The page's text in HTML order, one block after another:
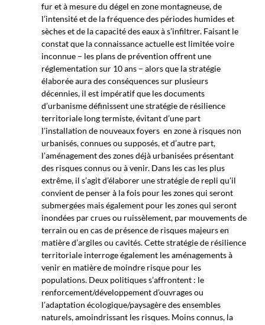
fur et à mesure du dégel en zone montagneuse, de
l’intensité et de la fréquence des périodes humides et
sèches et de la capacité des eaux à s’infiltrer. Faisant le
constat que la connaissance actuelle est limitée voire
inconnue – les plans de prévention offrent une
réglementation sur 10 ans – alors que la stratégie
élaborée aura des conséquences sur plusieurs
décennies, il est impératif que les documents
d’urbanisme définissent une stratégie de résilience
territoriale long termiste, évitant d’une part
l’installation de nouveaux foyers en zone à risques non
urbanisés, connues ou supposés, et d’autre part,
l’aménagement des zones déjà urbanisées présentant
des risques connus ou à venir. Dans les cas les plus
extrême, il s’agit d’élaborer une stratégie de repli qu’il
convient de penser à la fois pour les zones qui seront
submergées mais également pour les zones qui seront
inondées par crues ou ruissèlement, par mouvements de
terrain ou en cas de présence de risques majeurs en
matière d’argiles ou cavités. Cette stratégie de résilience
territoriale interroge également les aménagements à
venir en matière de moindre risque pour les
populations. Deux politiques s’affrontent : le
renforcement/développement d’ouvrages ou
l’adaptation écologique/paysagère des ensembles
naturels, amoindrissant les risques. Moins connus, la